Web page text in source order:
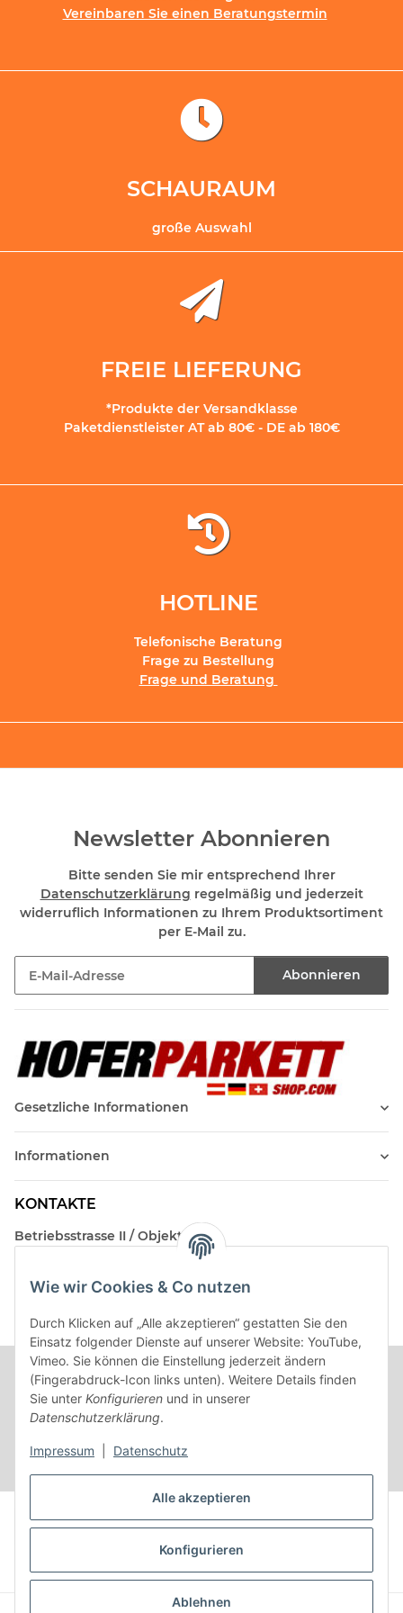
Alle akzeptieren
Konfigurieren
Ablehnen
Wie wir Cookies & Co nutzen
Durch Klicken auf „Alle akzeptieren“ gestatten Sie den
Einsatz folgender Dienste auf unserer Website: YouTube,
Vimeo. Sie können die Einstellung jederzeit ändern
(Fingerabdruck-Icon links unten). Weitere Details finden
Sie unter Konfigurieren und in unserer
Datenschutzerklärung.
Impressum Datenschutz
Vereinbaren Sie einen Beratungstermin
SCHAURAUM
große Auswahl
FREIE LIEFERUNG
*Produkte der Versandklasse
Paketdienstleister AT ab 80€ - DE ab 180€
HOTLINE
Telefonische Beratung
Frage zu Bestellung
Frage und Beratung
Newsletter Abonnieren
Bitte senden Sie mir entsprechend Ihrer
Datenschutzerklärung regelmäßig und jederzeit
widerruflich Informationen zu Ihrem Produktsortiment
per E-Mail zu.
Abonnieren
Gesetzliche Informationen
Informationen
KONTAKTE
Betriebsstrasse II / Objekt 17
Kontakt
Vertrag widerrufen
* Alle Preise inkl. gesetzlicher USt.